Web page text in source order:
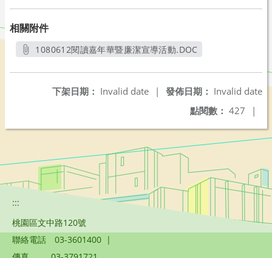
相關附件
1080612閱讀嘉年華暨廉潔宣導活動.DOC
發佈日期： Invalid date
下架日期： Invalid date
|
點閱數： 427 |
:::
桃園區文中路120號
聯絡電話
03-3601400 |